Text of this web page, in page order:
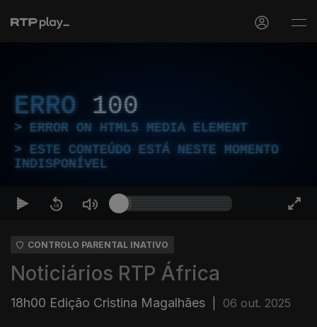
ERRO 100
ERROR ON HTML5 MEDIA ELEMENT
ESTE CONTEÚDO ESTÁ NESTE MOMENTO
INDISPONÍVEL
CONTROLO PARENTAL INATIVO
Noticiários RTP África
18h00 Edição Cristina Magalhães 06 out. 2025